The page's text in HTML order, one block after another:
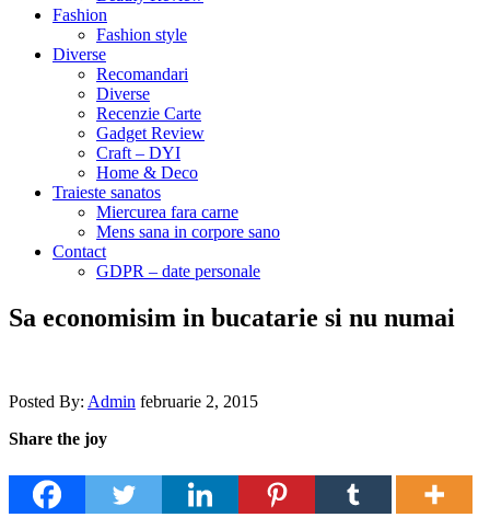
Fashion
Fashion style
Diverse
Recomandari
Diverse
Recenzie Carte
Gadget Review
Craft – DYI
Home & Deco
Traieste sanatos
Miercurea fara carne
Mens sana in corpore sano
Contact
GDPR – date personale
Sa economisim in bucatarie si nu numai
Posted By: Admin februarie 2, 2015
Share the joy